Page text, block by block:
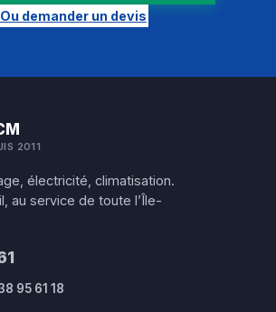
Ou demander un devis
2011
électricité, climatisation.
au service de toute l’Île-
95 61 18